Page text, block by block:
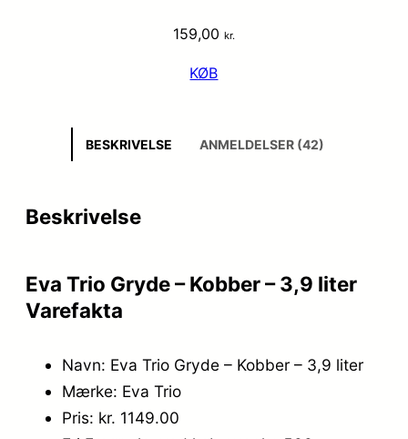
159,00 kr.
KØB
BESKRIVELSE ANMELDELSER (42)
Beskrivelse
Eva Trio Gryde – Kobber – 3,9 liter
Varefakta
Navn: Eva Trio Gryde – Kobber – 3,9 liter
Mærke: Eva Trio
Pris: kr. 1149.00